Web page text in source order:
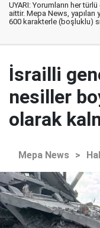
UYARI: Yorumların her
aittir. Mepa News,
600 karakterle (boşluklu)
İsrailli
nesiller
olarak
Mepa News >